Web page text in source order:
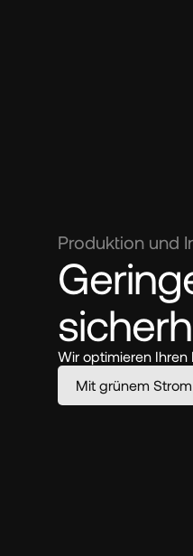
Produktion und
Wir optimieren
Mit grünem